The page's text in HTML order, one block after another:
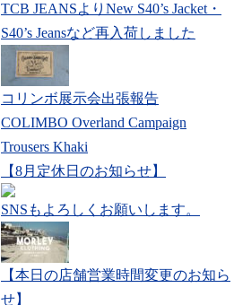
TCB JEANSよりNew S40’s Jacket・
S40’s Jeansなど再入荷しました
コリンボ展示会出張報告
COLIMBO Overland Campaign
Trousers Khaki
【8月定休日のお知らせ】
SNSもよろしくお願いします。
【本日の店舗営業時間変更のお知ら
せ】